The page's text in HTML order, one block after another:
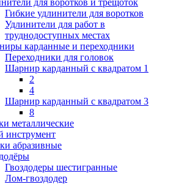
для воротков и трещоток
Гибкие удлинители для воротков
Удлинители для работ в
труднодоступных местах
карданные и переходники
Переходники для головок
Шарнир карданный с квадратом 1
2
4
Шарнир карданный с квадратом 3
8
металлические
инструмент
абразивные
Гвоздодеры шестигранные
Лом-гвоздодер